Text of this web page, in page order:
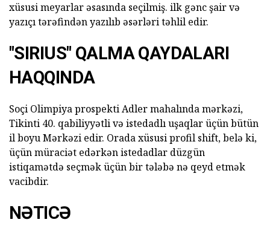
xüsusi meyarlar əsasında seçilmiş. ilk gənc şair və
yazıçı tərəfindən yazılıb əsərləri təhlil edir.
"SIRIUS" QALMA QAYDALARI
HAQQINDA
Soçi Olimpiya prospekti Adler mahalında mərkəzi,
Tikinti 40. qabiliyyətli və istedadlı uşaqlar üçün bütün
il boyu Mərkəzi edir. Orada xüsusi profil shift, belə ki,
üçün müraciət edərkən istedadlar düzgün
istiqamətdə seçmək üçün bir tələbə nə qeyd etmək
vacibdir.
NƏTICƏ